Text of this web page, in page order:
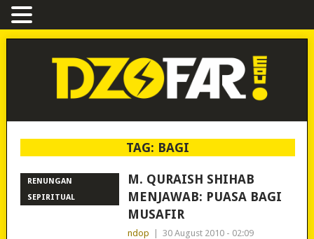
TAG: BAGI
RENUNGAN
SEPIRITUAL
M. QURAISH SHIHAB
MENJAWAB: PUASA BAGI
MUSAFIR
ndop 30 August 2010 - 02:09